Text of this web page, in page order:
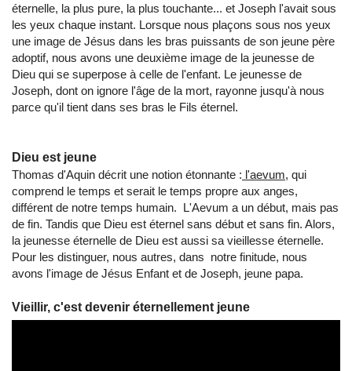
éternelle, la plus pure, la plus touchante... et Joseph l'avait sous
les yeux chaque instant. Lorsque nous plaçons sous nos yeux
une image de Jésus dans les bras puissants de son jeune père
adoptif, nous avons une deuxième image de la jeunesse de
Dieu qui se superpose à celle de l'enfant. Le jeunesse de
Joseph, dont on ignore l'âge de la mort, rayonne jusqu'à nous
parce qu'il tient dans ses bras le Fils éternel.
Dieu est jeune
Thomas d'Aquin décrit une notion étonnante : l'aevum, qui
comprend le temps et serait le temps propre aux anges,
différent de notre temps humain. L'Aevum a un début, mais pas
de fin. Tandis que Dieu est éternel sans début et sans fin. Alors,
la jeunesse éternelle de Dieu est aussi sa vieillesse éternelle.
Pour les distinguer, nous autres, dans notre finitude, nous
avons l'image de Jésus Enfant et de Joseph, jeune papa.
Vieillir, c'est devenir éternellement jeune